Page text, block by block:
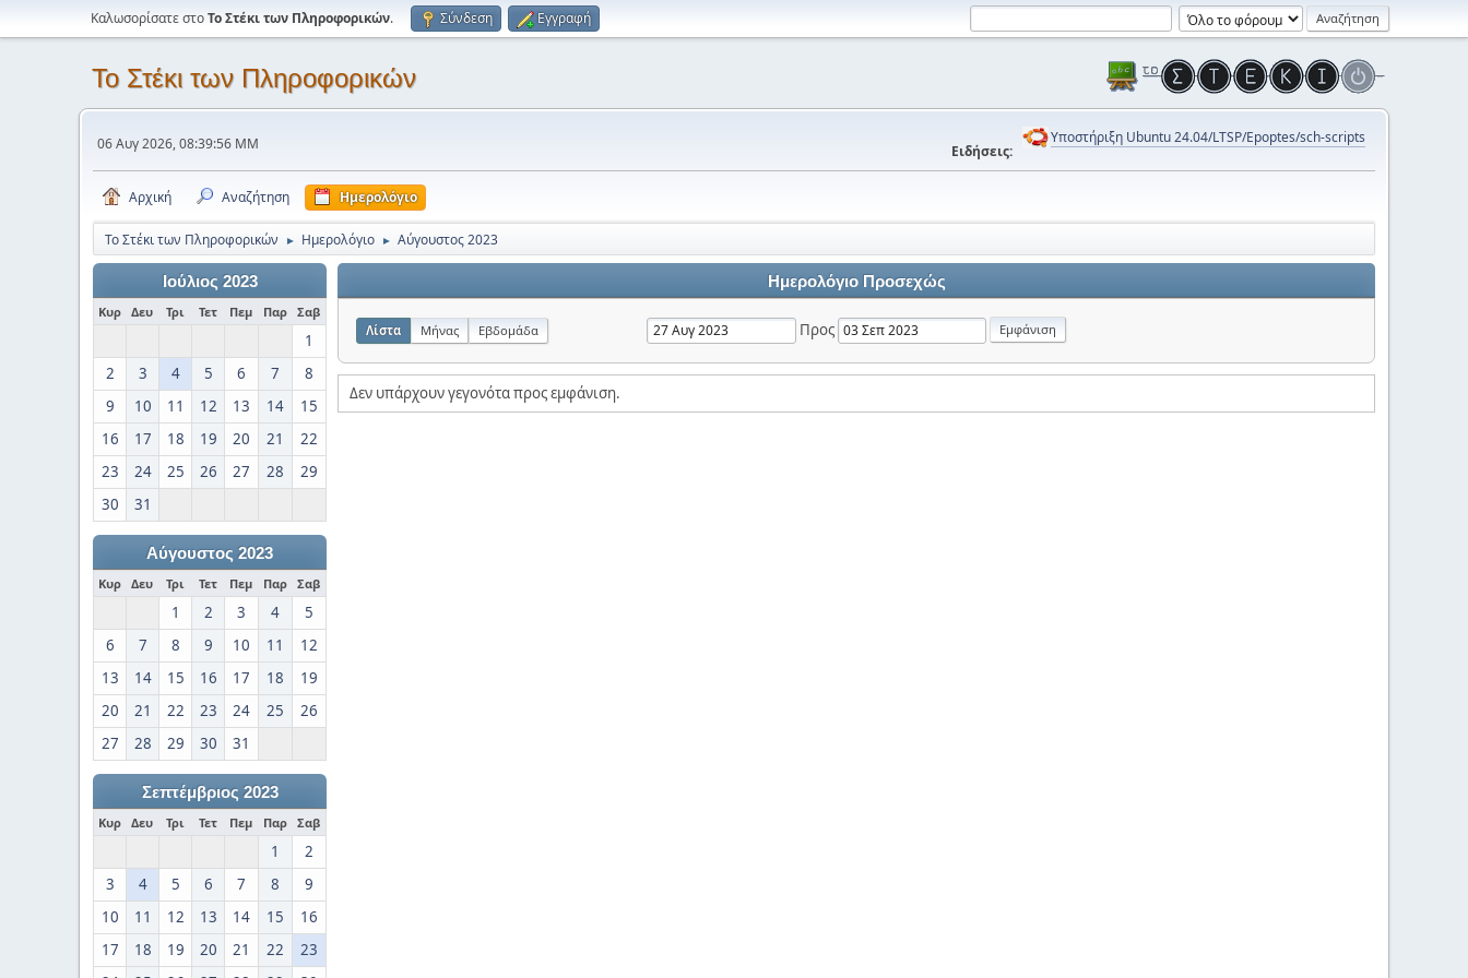
Καλωσορίσατε στοΤο Στέκι των Πληροφορικών. Σύνδεση Εγγραφή
Το Στέκι των Πληροφορικών
06 Αυγ 2026, 08:39:56 ΜΜ Ειδήσεις:
Υποστήριξη Ubuntu 24.04/LTSP/Epoptes/sch-scripts
Αρχική Αναζήτηση Ημερολόγιο
Το Στέκι των Πληροφορικών ► Ημερολόγιο ► Αύγουστος 2023
Ιούλιος 2023
Κυρ Δευ Τρι Τετ Πεμ Παρ Σαβ
1
2
3 4 5 6 7
8
9
10 11 12 13 14
15
16
17 18 19 20 21
22
23
24 25 26 27 28
29
30
31
Αύγουστος 2023
Κυρ Δευ Τρι Τετ Πεμ Παρ Σαβ
1 2 3 4
5
6
7 8 9 10 11
12
13
14 15 16 17 18
19
20
21 22 23 24 25
26
27
28 29 30 31
Σεπτέμβριος 2023
Κυρ Δευ Τρι Τετ Πεμ Παρ Σαβ
1
2
3
4 5 6 7 8
9
10
11 12 13 14 15
16
17
18 19 20 21 22
23
Ημερολόγιο Προσεχώς
Λίστα Μήνας Εβδομάδα Προς
Δεν υπάρχουν γεγονότα προς εμφάνιση.